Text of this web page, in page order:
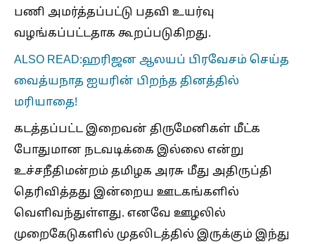
பணி அமர்த்தப்பட்டு பதவி உயர்வு
வழங்கப்பட்டதாக கூறப்படுகிறது.
ALSO READ:ஹரிஜன ஆலயப் பிரவேசம் செய்த
வைத்யநாத ஐயரின் பிறந்த தினத்தில்
மரியாதை!
கடத்தப்பட்ட இறைவன் திருமேனிகள் மீட்க
போதுமான நடவடிக்கை இல்லை என்று
உச்சநீதிமன்றம் தமிழக அரசு மீது அதிருப்தி
தெரிவித்தது இன்றைய ஊடகங்களில்
வெளிவந்துள்ளது. எனவே ஊழலில்
முறைகேடுகளில் முதலிடத்தில் இருக்கும் இந்து